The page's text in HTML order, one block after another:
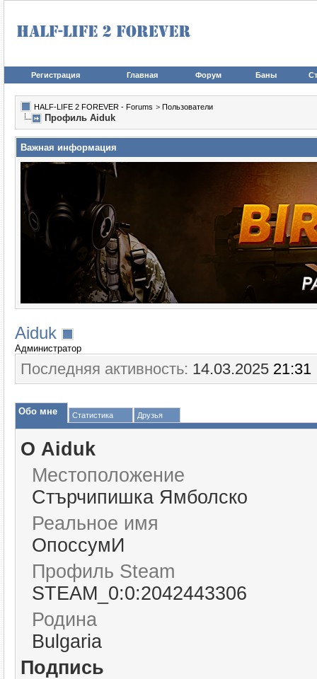
Регистрация Главная Форум Баны
HALF-LIFE 2 FOREVER - Forums > Пользователи
Профиль Aiduk
Важная информация
Aiduk
Администратор
Последняя активность: 14.03.2025 21:31
Обо мне Статистика Друзья
О Aiduk
Местоположение
Стърчипишка Ямболско
Реальное имя
ОпоссумИ
Профиль Steam
STEAM_0:0:2042443306
Родина
Bulgaria
Подпись